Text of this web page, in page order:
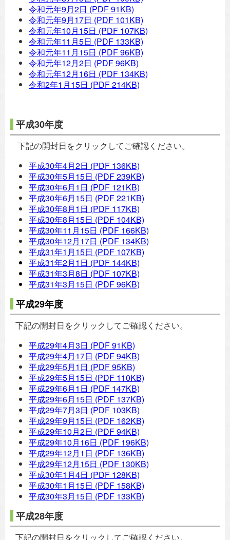
令和元年9月2日 (PDF 91KB)
令和元年9月17日 (PDF 101KB)
令和元年10月15日 (PDF 107KB)
令和元年11月5日 (PDF 133KB)
令和元年11月15日 (PDF 96KB)
令和元年12月2日 (PDF 96KB)
令和元年12月16日 (PDF 134KB)
令和2年1月15日 (PDF 214KB)
平成30年度
下記の開封日をクリックしてご確認ください。
平成30年4月2日 (PDF 136KB)
平成30年5月15日 (PDF 239KB)
平成30年6月1日 (PDF 121KB)
平成30年6月15日 (PDF 221KB)
平成30年8月1日 (PDF 117KB)
平成30年8月15日 (PDF 104KB)
平成30年11月15日 (PDF 166KB)
平成30年12月17日 (PDF 134KB)
平成31年1月15日 (PDF 107KB)
平成31年2月1日 (PDF 144KB)
平成31年3月8日 (PDF 107KB)
平成31年3月15日 (PDF 96KB)
平成29年度
下記の開封日をクリックしてご確認ください。
平成29年4月3日 (PDF 91KB)
平成29年4月17日 (PDF 94KB)
平成29年5月1日 (PDF 95KB)
平成29年5月15日 (PDF 110KB)
平成29年6月1日 (PDF 147KB)
平成29年6月15日 (PDF 137KB)
平成29年7月3日 (PDF 103KB)
平成29年9月15日 (PDF 162KB)
平成29年10月2日 (PDF 94KB)
平成29年10月16日 (PDF 196KB)
平成29年12月1日 (PDF 136KB)
平成29年12月15日 (PDF 130KB)
平成30年1月4日 (PDF 128KB)
平成30年1月15日 (PDF 158KB)
平成30年3月15日 (PDF 133KB)
平成28年度
下記の開封日をクリックしてご確認ください。